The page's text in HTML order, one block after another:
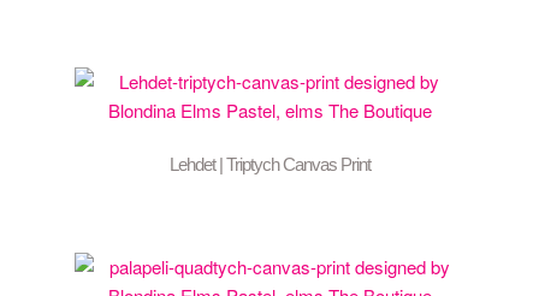
Lehdet | Triptych Canvas Print